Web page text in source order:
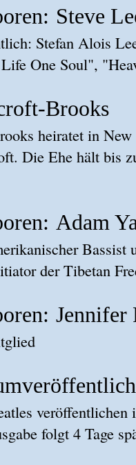
Steve
Stefan Alois
One Soul",
Brooks
heiratet in
Die Ehe hält bis
Adam
Bassist
der Tibetan
Jennifer
folgt 4 Tage